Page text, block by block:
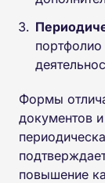
Формы
документов
повышение